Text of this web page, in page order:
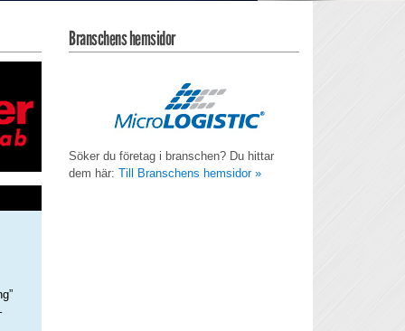
Branschens hemsidor
Söker du företag i branschen? Du hittar
dem här: Till Branschens hemsidor »